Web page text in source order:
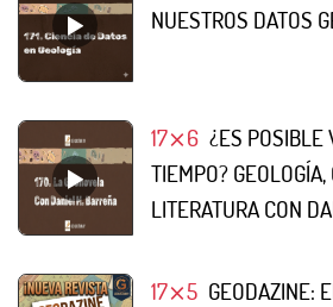
NUESTROS DATOS
17⨯6 ¿ES POSIBLE
TIEMPO?
LITERATURA CON
17⨯5 GEODAZINE: